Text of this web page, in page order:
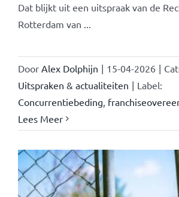
Dat blijkt uit een uitspraak van de
Rotterdam van ...
Door Alex Dolphijn | 15-04-2026 |
Uitspraken & actualiteiten | Label:
Concurrentiebeding
Lees Meer